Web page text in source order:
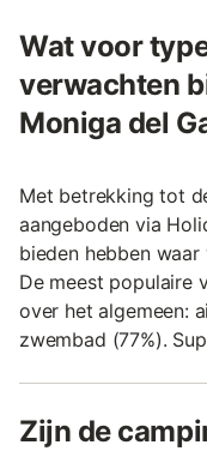
Wat voor
verwachten
Moniga del
Met betrekking tot
aangeboden via
bieden hebben
De meest populaire
over het algemeen:
zwembad (77%).
Zijn de